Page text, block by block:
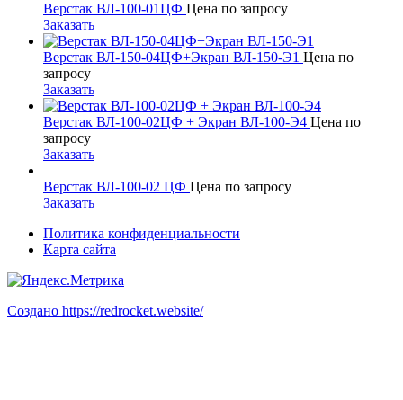
Верстак ВЛ-100-01ЦФ Цена по запросу
Заказать
Верстак ВЛ-150-04ЦФ+Экран ВЛ-150-Э1 Цена по
запросу
Заказать
Верстак ВЛ-100-02ЦФ + Экран ВЛ-100-Э4 Цена по
запросу
Заказать
Верстак ВЛ-100-02 ЦФ Цена по запросу
Заказать
Политика конфиденциальности
Карта сайта
Создано https://redrocket.website/